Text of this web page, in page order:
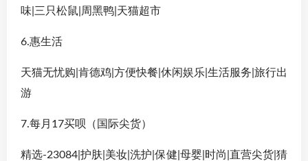
味|三只松鼠|周黑鸭|天猫超市
6.惠生活
天猫无忧购|肯德鸡|方便快餐|休闲娱乐|生活服务|旅行出
游
7.每月17买呗（国际尖货）
精选-23084|护肤|美妆|洗护|保健|母婴|时尚|直营尖货|猜